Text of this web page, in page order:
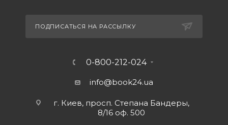
ПОДПИСАТЬСЯ НА РАССЫЛКУ
0-800-212-024
info@book24.ua
г. Киев, просп. Степана Бандеры,
8/16 оф. 500